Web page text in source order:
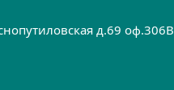
д.69 оф.306B